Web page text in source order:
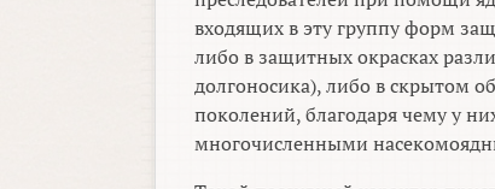
входящих в эту группу форм
либо в защитных окрасках
долгоносика), либо в скрытом
поколений, благодаря чему у
многочисленными